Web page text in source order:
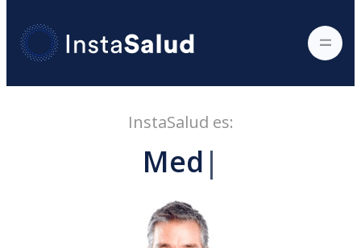
InstaSalud es:
Medic